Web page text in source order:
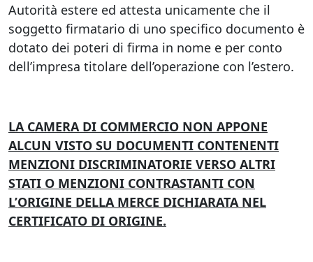
Autorità estere ed attesta unicamente che il
soggetto firmatario di uno specifico documento è
dotato dei poteri di firma in nome e per conto
dell’impresa titolare dell’operazione con l’estero.
LA CAMERA DI COMMERCIO NON APPONE
ALCUN VISTO SU DOCUMENTI CONTENENTI
MENZIONI DISCRIMINATORIE VERSO ALTRI
STATI O MENZIONI CONTRASTANTI CON
L’ORIGINE DELLA MERCE DICHIARATA NEL
CERTIFICATO DI ORIGINE.